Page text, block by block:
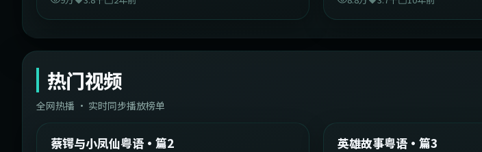
热门视频
全网热播 · 实时同步播放榜单
热门
韩国
蔡锷与小凤仙粤语·篇2 热门
英雄故事粤语·篇3